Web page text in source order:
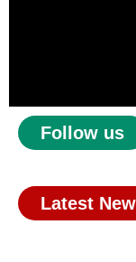
Follow us
Latest